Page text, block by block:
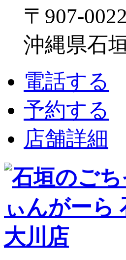
〒907-0022
沖縄県石
電話する
予約する
店舗詳細